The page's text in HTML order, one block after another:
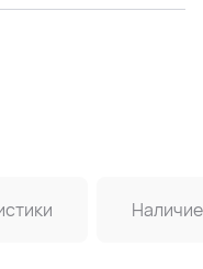
Наличие